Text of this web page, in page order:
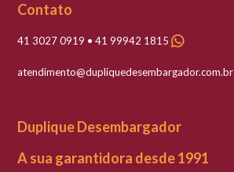
Contato
41 3027 0919 • 41 99942 1815
atendimento@dupliquedesembargador.com.br
Duplique Desembargador
A sua garantidora desde 1991